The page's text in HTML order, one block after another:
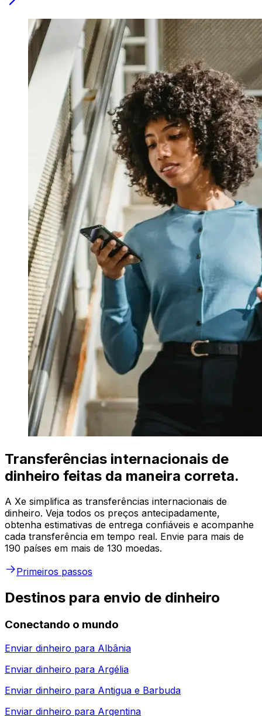
Transferências internacionais de
dinheiro feitas da maneira correta.
A Xe simplifica as transferências internacionais de
dinheiro. Veja todos os preços antecipadamente,
obtenha estimativas de entrega confiáveis e acompanhe
cada transferência em tempo real. Envie para mais de
190 países em mais de 130 moedas.
Primeiros passos
Destinos para envio de dinheiro
Conectando o mundo
Enviar dinheiro para Albânia
Enviar dinheiro para Argélia
Enviar dinheiro para Antigua e Barbuda
Enviar dinheiro para Argentina